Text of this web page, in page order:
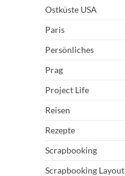
Ostküste USA
Paris
Persönliches
Prag
Project Life
Reisen
Rezepte
Scrapbooking
Scrapbooking Layout